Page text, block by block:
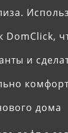
DomClick,
и
дома